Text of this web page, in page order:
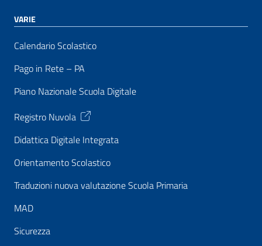
VARIE
Calendario Scolastico
Pago in Rete – PA
Piano Nazionale Scuola Digitale
Registro Nuvola
Didattica Digitale Integrata
Orientamento Scolastico
Traduzioni nuova valutazione Scuola Primaria
MAD
Sicurezza